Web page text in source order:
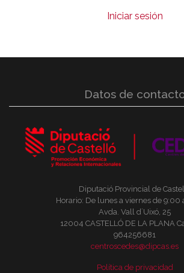
Iniciar sesión
Datos de
Diputació Provincial de
Horario: De lunes a viernes de 9:00
Avda. Vall d´Uixó, 25
12004 CASTELLÓ DE LA PLANA
964256681
centroscedes@dipcas.es
Política de privacidad